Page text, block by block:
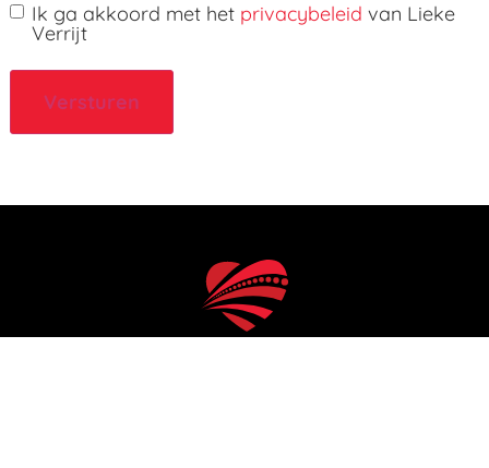
Ik ga akkoord met het privacybeleid van Lieke
Verrijt
Versturen